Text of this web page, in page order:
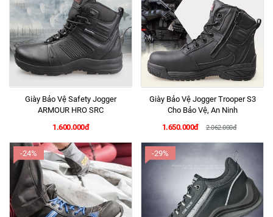
Giày Bảo Vệ Safety Jogger
ARMOUR HRO SRC
1.600.000đ
Giày Bảo Vệ Jogger Trooper S3
Cho Bảo Vệ, An Ninh
1.650.000đ
2.062.000đ
-24% -29%